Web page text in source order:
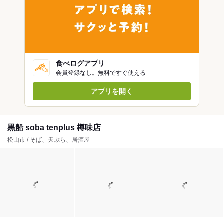
食べログアプリ
会員登録なし。無料ですぐ使える
アプリを開く
黒船 soba tenplus 樽味店
松山市 / そば、天ぷら、居酒屋